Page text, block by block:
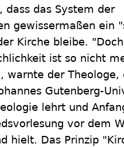
dass das System der
gewissermaßen ein
Kirche bleibe.
ist so nicht
warnte der Theologe,
Gutenberg-
lehrt und
vor dem
hielt. Das Prinzip